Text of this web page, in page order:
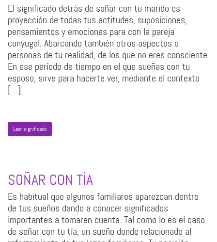
El significado detrás de soñar con tu marido es
proyección de todas tus actitudes, suposiciones,
pensamientos y emociones para con la pareja
conyugal. Abarcando también otros aspectos o
personas de tu realidad, de los que no eres consciente.
En ese período de tiempo en el que sueñas con tu
esposo, sirve para hacerte ver, mediante el contexto
[…]
Leer significado
SOÑAR CON TÍA
Es habitual que algunos familiares aparezcan dentro
de tus sueños dando a conocer significados
importantes a tomaren cuenta. Tal como lo es el caso
de soñar con tu tía, un sueño donde relacionado al